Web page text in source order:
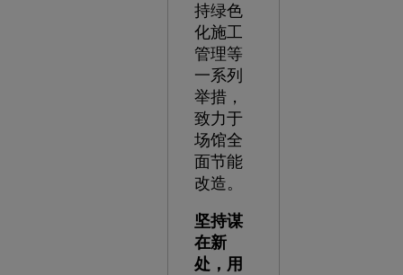
持绿色
化施工
管理等
一系列
举措，
致力于
场馆全
面节能
改造。
坚持谋
在新
处，用